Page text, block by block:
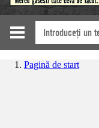
Pagină de start